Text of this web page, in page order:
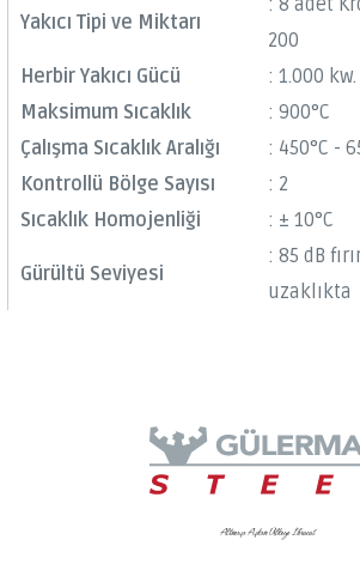
Yakıcı Tipi ve Miktarı
: 8 adet
200
Herbir Yakıcı Gücü
: 1.000 kw.
Maksimum Sıcaklık
: 900°C
Çalışma Sıcaklık Aralığı
: 450°C -
Kontrollü Bölge Sayısı
: 2
Sıcaklık Homojenliği
: ± 10°C
Gürültü Seviyesi
: 85 dB
uzaklıkta
Altmışı Aşkın Ülkeye İhracat